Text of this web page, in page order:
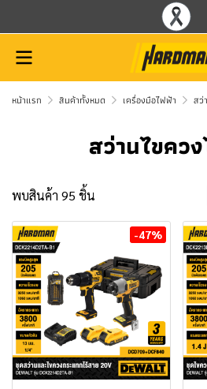
หน้าแรก สินค้าทั้งหมด เครื่องมือไฟฟ้า สว่
สว่านไขคว
พบสินค้า 95 ชิ้น
-47%